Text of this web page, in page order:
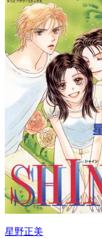
星野正美